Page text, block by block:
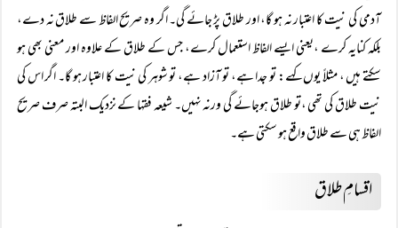
آدمی کی نیت کا اعتبار نہ ہو گا، اور طلاق پڑ جائے گی۔ اگر وہ صریح الفاظ سے طلاق نہ دے،
بلکہ کنایہ کرے ،یعنی ایسے الفاظ استعمال کرے، جس کے طلاق کے علاوہ اور معنی بھی ہو
سکتے ہیں ، مثلاً یوں کہے: تو جدا ہے، تو آزاد ہے، تو شوہر کی نیت کا اعتبار ہو گا۔ اگر اس کی
نیت طلاق کی تھی ،تو طلاق ہوجائے گی ورنہ نہیں۔ شیعہ فقہا کے نزدیک البتہ صرف صریح
الفاظ ہی سے طلاق واقع ہو سکتی ہے۔
اقسامِ طلاق